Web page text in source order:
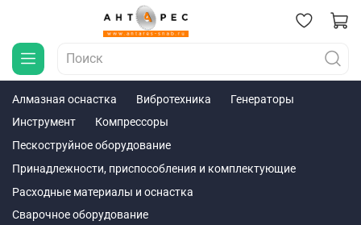
Алмазная оснастка Вибротехника
Генераторы
Инструмент
Компрессоры
Пескоструйное оборудование
Принадлежности, приспособления и комплектующие
Расходные материалы и оснастка
Сварочное оборудование